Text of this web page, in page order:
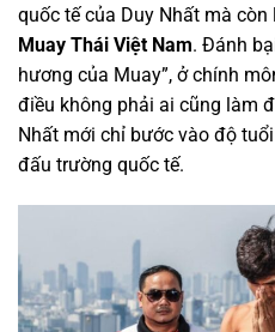
quốc tế của Duy Nhất mà còn
Muay Thái Việt Nam. Đánh
hương của Muay”, ở chính
điều không phải ai cũng làm
Nhất mới chỉ bước vào độ
đấu trường quốc tế.